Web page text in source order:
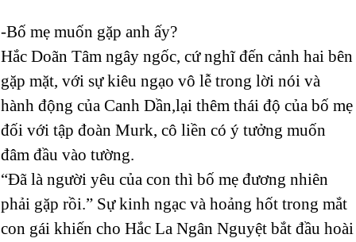
-Bố mẹ muốn gặp anh ấy?
Hắc Doãn Tâm ngây ngốc, cứ nghĩ đến cảnh hai bên
gặp mặt, với sự kiêu ngạo vô lễ trong lời nói và
hành động của Canh Dần,lại thêm thái độ của bố mẹ
đối với tập đoàn Murk, cô liền có ý tưởng muốn
đâm đầu vào tường.
“Đã là người yêu của con thì bố mẹ đương nhiên
phải gặp rồi.” Sự kinh ngạc và hoảng hốt trong mắt
con gái khiến cho Hắc La Ngân Nguyệt bắt đầu hoài